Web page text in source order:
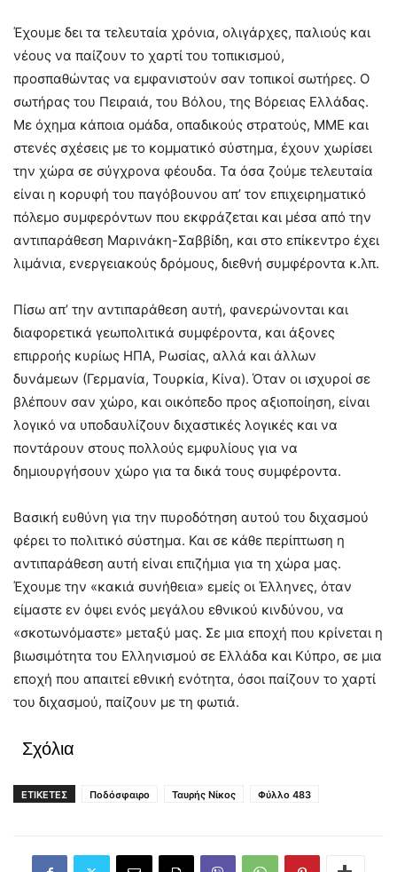
Έχουμε δει τα τελευταία χρόνια, ολιγάρχες, παλιούς και
νέους να παίζουν το χαρτί του τοπικισμού,
προσπαθώντας να εμφανιστούν σαν τοπικοί σωτήρες. Ο
σωτήρας του Πειραιά, του Βόλου, της Βόρειας Ελλάδας.
Με όχημα κάποια ομάδα, οπαδικούς στρατούς, ΜΜΕ και
στενές σχέσεις με το κομματικό σύστημα, έχουν χωρίσει
την χώρα σε σύγχρονα φέουδα. Τα όσα ζούμε τελευταία
είναι η κορυφή του παγόβουνου απ’ τον επιχειρηματικό
πόλεμο συμφερόντων που εκφράζεται και μέσα από την
αντιπαράθεση Μαρινάκη-Σαββίδη, και στο επίκεντρο έχει
λιμάνια, ενεργειακούς δρόμους, διεθνή συμφέροντα κ.λπ.
Πίσω απ’ την αντιπαράθεση αυτή, φανερώνονται και
διαφορετικά γεωπολιτικά συμφέροντα, και άξονες
επιρροής κυρίως ΗΠΑ, Ρωσίας, αλλά και άλλων
δυνάμεων (Γερμανία, Τουρκία, Κίνα). Όταν οι ισχυροί σε
βλέπουν σαν χώρο, και οικόπεδο προς αξιοποίηση, είναι
λογικό να υποδαυλίζουν διχαστικές λογικές και να
ποντάρουν στους πολλούς εμφυλίους για να
δημιουργήσουν χώρο για τα δικά τους συμφέροντα.
Βασική ευθύνη για την πυροδότηση αυτού του διχασμού
φέρει το πολιτικό σύστημα. Και σε κάθε περίπτωση η
αντιπαράθεση αυτή είναι επιζήμια για τη χώρα μας.
Έχουμε την «κακιά συνήθεια» εμείς οι Έλληνες, όταν
είμαστε εν όψει ενός μεγάλου εθνικού κινδύνου, να
«σκοτωνόμαστε» μεταξύ μας. Σε μια εποχή που κρίνεται η
βιωσιμότητα του Ελληνισμού σε Ελλάδα και Κύπρο, σε μια
εποχή που απαιτεί εθνική ενότητα, όσοι παίζουν το χαρτί
του διχασμού, παίζουν με τη φωτιά.
Σχόλια
ΕΤΙΚΕΤΕΣ Ποδόσφαιρο Ταυρής Νίκος Φύλλο 483